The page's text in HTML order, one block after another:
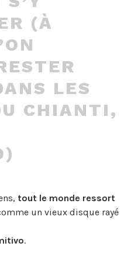
(À
LES
CHIANTI,
tout le monde ressort
un vieux disque rayé
.